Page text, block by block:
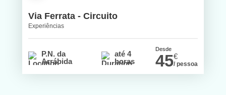
Via Ferrata - Circuito
Experiências
P.N. da
Arrábida
até 4
horas
Desde
45€
/ pessoa